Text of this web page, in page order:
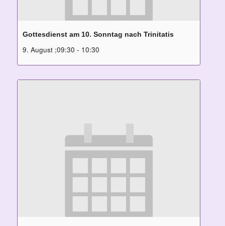
Gottesdienst am 10. Sonntag nach Trinitatis
9. August ;09:30 - 10:30